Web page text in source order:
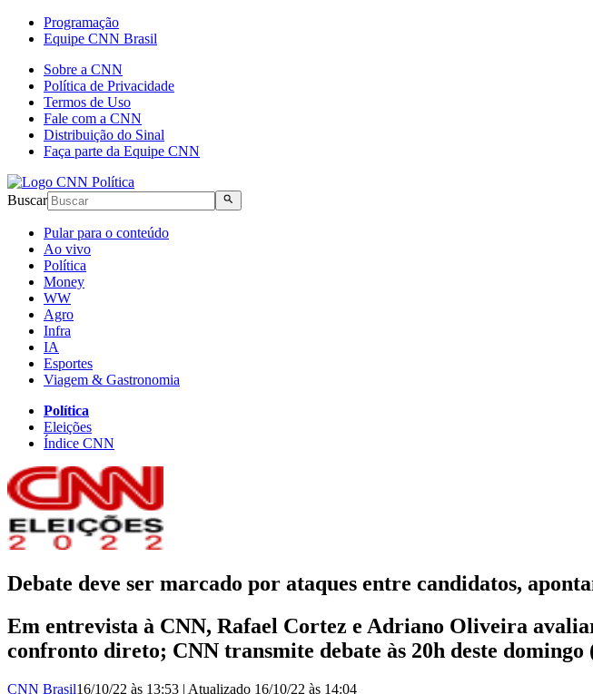
Programação
Equipe CNN Brasil
Sobre a CNN
Política de Privacidade
Termos de Uso
Fale com a CNN
Distribuição do Sinal
Faça parte da Equipe CNN
Buscar
Pular para o conteúdo
Ao vivo
Política
Money
WW
Agro
Infra
IA
Esportes
Viagem & Gastronomia
Política
Eleições
Índice CNN
Debate deve ser marcado por ataques entre candidatos,
Em entrevista à CNN, Rafael Cortez e Adriano Oliveira
confronto direto; CNN transmite debate às 20h deste domingo
CNN Brasil16/10/22 às 13:53 | Atualizado 16/10/22 às 14:04